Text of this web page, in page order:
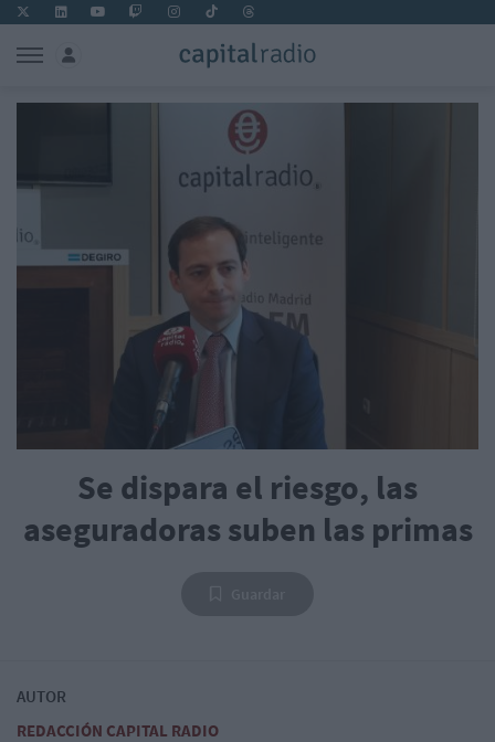
Se dispara el riesgo, las
aseguradoras suben las primas
AUTOR
REDACCIÓN CAPITAL RADIO